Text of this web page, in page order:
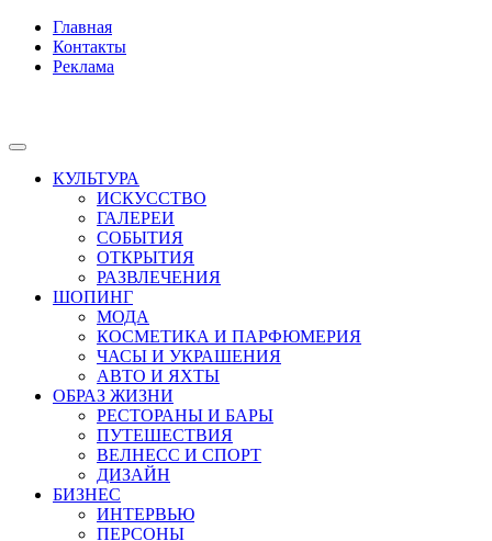
Главная
Контакты
Реклама
КУЛЬТУРА
ИСКУССТВО
ГАЛЕРЕИ
СОБЫТИЯ
ОТКРЫТИЯ
РАЗВЛЕЧЕНИЯ
ШОПИНГ
МОДА
КОСМЕТИКА И ПАРФЮМЕРИЯ
ЧАСЫ И УКРАШЕНИЯ
АВТО И ЯХТЫ
ОБРАЗ ЖИЗНИ
РЕСТОРАНЫ И БАРЫ
ПУТЕШЕСТВИЯ
ВЕЛНЕСС И СПОРТ
ДИЗАЙН
БИЗНЕС
ИНТЕРВЬЮ
ПЕРСОНЫ